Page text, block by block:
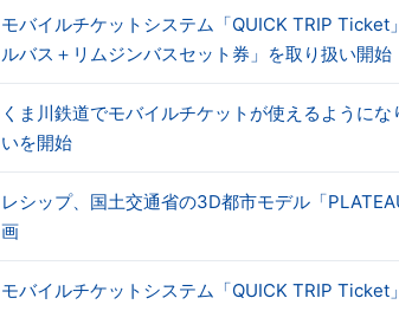
モバイルチケットシステム「QUICK TRIP Ticket
ルバス＋リムジンバスセット券」を取り扱い開始
くま川鉄道でモバイルチケットが使えるように
いを開始
レシップ、国土交通省の3D都市モデル「
画
モバイルチケットシステム「QUICK TRIP Ticket